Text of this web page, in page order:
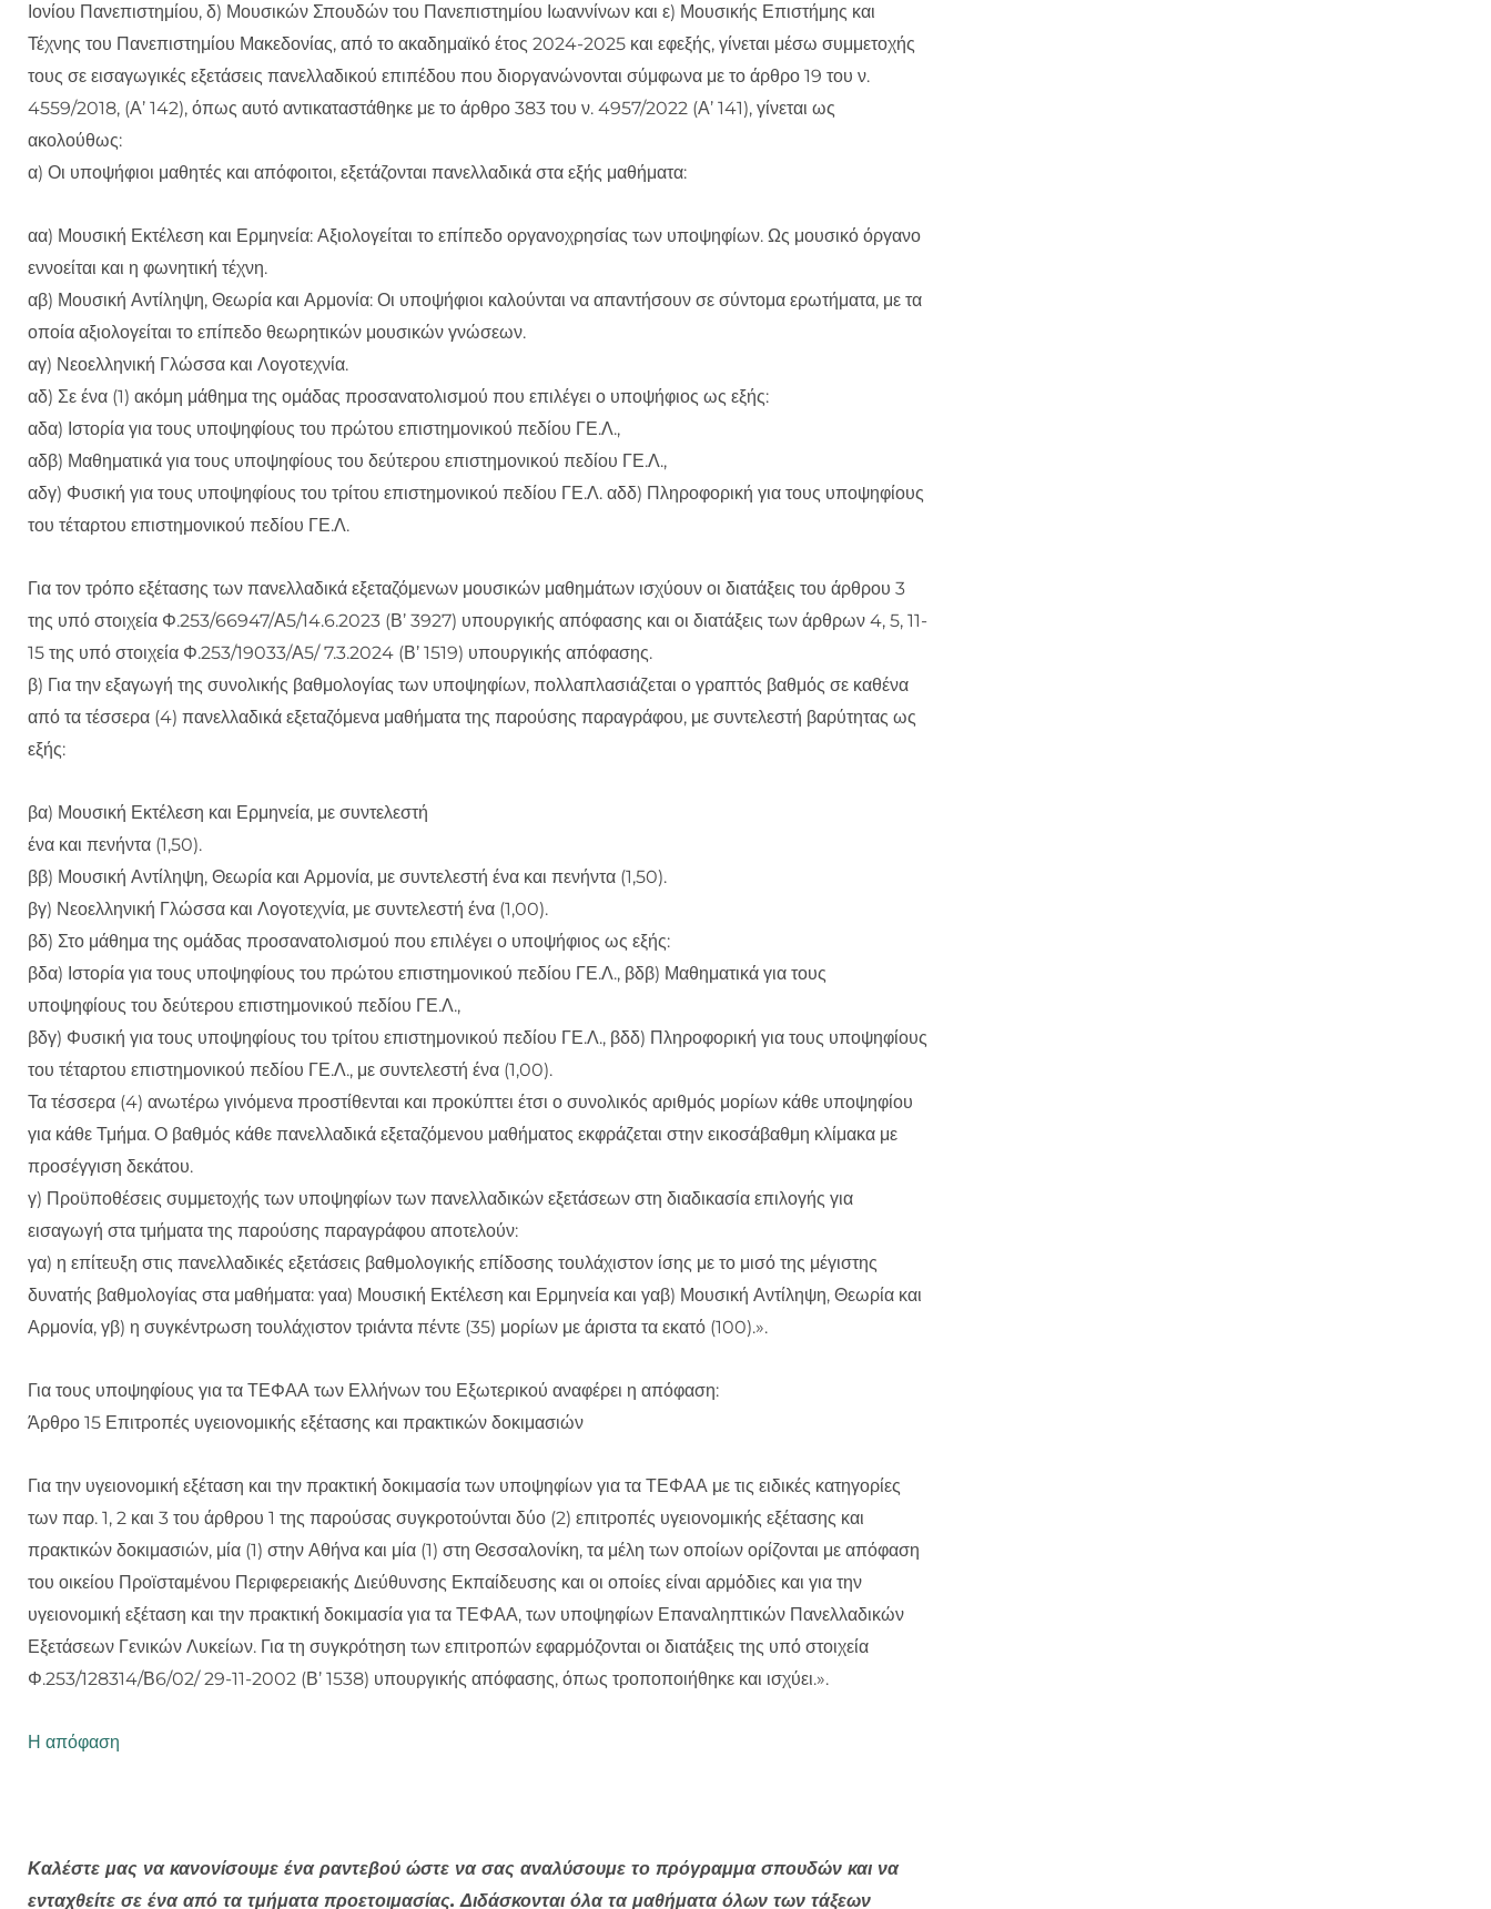
Ιονίου Πανεπιστημίου, δ) Μουσικών Σπουδών του Πανεπιστημίου Ιωαννίνων και ε) Μουσικής Επιστήμης και
Τέχνης του Πανεπιστημίου Μακεδονίας, από το ακαδημαϊκό έτος 2024-2025 και εφεξής, γίνεται μέσω συμμετοχής
τους σε εισαγωγικές εξετάσεις πανελλαδικού επιπέδου που διοργανώνονται σύμφωνα με το άρθρο 19 του ν.
4559/2018, (Α’ 142), όπως αυτό αντικαταστάθηκε με το άρθρο 383 του ν. 4957/2022 (Α’ 141), γίνεται ως
ακολούθως:
α) Οι υποψήφιοι μαθητές και απόφοιτοι, εξετάζονται πανελλαδικά στα εξής μαθήματα:
αα) Μουσική Εκτέλεση και Ερμηνεία: Αξιολογείται το επίπεδο οργανοχρησίας των υποψηφίων. Ως μουσικό όργανο
εννοείται και η φωνητική τέχνη.
αβ) Μουσική Αντίληψη, Θεωρία και Αρμονία: Οι υποψήφιοι καλούνται να απαντήσουν σε σύντομα ερωτήματα, με τα
οποία αξιολογείται το επίπεδο θεωρητικών μουσικών γνώσεων.
αγ) Νεοελληνική Γλώσσα και Λογοτεχνία.
αδ) Σε ένα (1) ακόμη μάθημα της ομάδας προσανατολισμού που επιλέγει ο υποψήφιος ως εξής:
αδα) Ιστορία για τους υποψηφίους του πρώτου επιστημονικού πεδίου ΓΕ.Λ.,
αδβ) Μαθηματικά για τους υποψηφίους του δεύτερου επιστημονικού πεδίου ΓΕ.Λ.,
αδγ) Φυσική για τους υποψηφίους του τρίτου επιστημονικού πεδίου ΓΕ.Λ. αδδ) Πληροφορική για τους υποψηφίους
του τέταρτου επιστημονικού πεδίου ΓΕ.Λ.
Για τον τρόπο εξέτασης των πανελλαδικά εξεταζόμενων μουσικών μαθημάτων ισχύουν οι διατάξεις του άρθρου 3
της υπό στοιχεία Φ.253/66947/Α5/14.6.2023 (Β’ 3927) υπουργικής απόφασης και οι διατάξεις των άρθρων 4, 5, 11-
15 της υπό στοιχεία Φ.253/19033/Α5/ 7.3.2024 (Β’ 1519) υπουργικής απόφασης.
β) Για την εξαγωγή της συνολικής βαθμολογίας των υποψηφίων, πολλαπλασιάζεται ο γραπτός βαθμός σε καθένα
από τα τέσσερα (4) πανελλαδικά εξεταζόμενα μαθήματα της παρούσης παραγράφου, με συντελεστή βαρύτητας ως
εξής:
βα) Μουσική Εκτέλεση και Ερμηνεία, με συντελεστή
ένα και πενήντα (1,50).
ββ) Μουσική Αντίληψη, Θεωρία και Αρμονία, με συντελεστή ένα και πενήντα (1,50).
βγ) Νεοελληνική Γλώσσα και Λογοτεχνία, με συντελεστή ένα (1,00).
βδ) Στο μάθημα της ομάδας προσανατολισμού που επιλέγει ο υποψήφιος ως εξής:
βδα) Ιστορία για τους υποψηφίους του πρώτου επιστημονικού πεδίου ΓΕ.Λ., βδβ) Μαθηματικά για τους
υποψηφίους του δεύτερου επιστημονικού πεδίου ΓΕ.Λ.,
βδγ) Φυσική για τους υποψηφίους του τρίτου επιστημονικού πεδίου ΓΕ.Λ., βδδ) Πληροφορική για τους υποψηφίους
του τέταρτου επιστημονικού πεδίου ΓΕ.Λ., με συντελεστή ένα (1,00).
Τα τέσσερα (4) ανωτέρω γινόμενα προστίθενται και προκύπτει έτσι ο συνολικός αριθμός μορίων κάθε υποψηφίου
για κάθε Τμήμα. Ο βαθμός κάθε πανελλαδικά εξεταζόμενου μαθήματος εκφράζεται στην εικοσάβαθμη κλίμακα με
προσέγγιση δεκάτου.
γ) Προϋποθέσεις συμμετοχής των υποψηφίων των πανελλαδικών εξετάσεων στη διαδικασία επιλογής για
εισαγωγή στα τμήματα της παρούσης παραγράφου αποτελούν:
γα) η επίτευξη στις πανελλαδικές εξετάσεις βαθμολογικής επίδοσης τουλάχιστον ίσης με το μισό της μέγιστης
δυνατής βαθμολογίας στα μαθήματα: γαα) Μουσική Εκτέλεση και Ερμηνεία και γαβ) Μουσική Αντίληψη, Θεωρία και
Αρμονία, γβ) η συγκέντρωση τουλάχιστον τριάντα πέντε (35) μορίων με άριστα τα εκατό (100).».
Για τους υποψηφίους για τα ΤΕΦΑΑ των Ελλήνων του Εξωτερικού αναφέρει η απόφαση:
Άρθρο 15 Επιτροπές υγειονομικής εξέτασης και πρακτικών δοκιμασιών
Για την υγειονομική εξέταση και την πρακτική δοκιμασία των υποψηφίων για τα ΤΕΦΑΑ με τις ειδικές κατηγορίες
των παρ. 1, 2 και 3 του άρθρου 1 της παρούσας συγκροτούνται δύο (2) επιτροπές υγειονομικής εξέτασης και
πρακτικών δοκιμασιών, μία (1) στην Αθήνα και μία (1) στη Θεσσαλονίκη, τα μέλη των οποίων ορίζονται με απόφαση
του οικείου Προϊσταμένου Περιφερειακής Διεύθυνσης Εκπαίδευσης και οι οποίες είναι αρμόδιες και για την
υγειονομική εξέταση και την πρακτική δοκιμασία για τα ΤΕΦΑΑ, των υποψηφίων Επαναληπτικών Πανελλαδικών
Εξετάσεων Γενικών Λυκείων. Για τη συγκρότηση των επιτροπών εφαρμόζονται οι διατάξεις της υπό στοιχεία
Φ.253/128314/Β6/02/ 29-11-2002 (Β’ 1538) υπουργικής απόφασης, όπως τροποποιήθηκε και ισχύει.».
Η απόφαση
Καλέστε μας να κανονίσουμε ένα ραντεβού ώστε να σας αναλύσουμε το πρόγραμμα σπουδών και να
ενταχθείτε σε ένα από τα τμήματα προετοιμασίας. Διδάσκονται όλα τα μαθήματα όλων των τάξεων